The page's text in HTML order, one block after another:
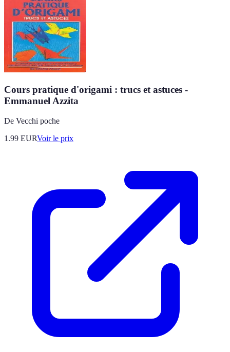
Cours pratique d'origami : trucs et astuces -
Emmanuel Azzita
De Vecchi poche
1.99 EURVoir le prix